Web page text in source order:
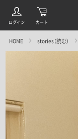
HOME stories（読む）